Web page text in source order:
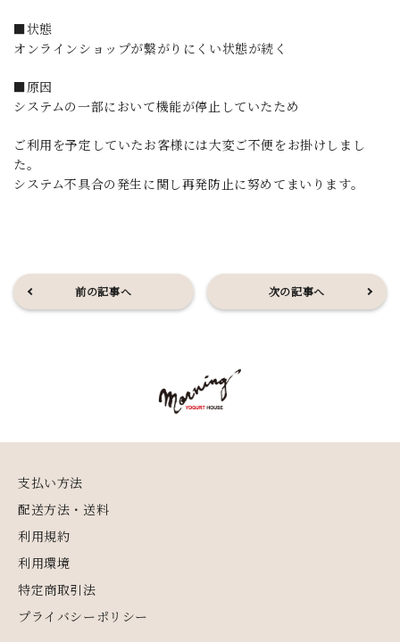
■状態
オンラインショップが繋がりにくい状態が続く
■原因
システムの一部において機能が停止していたため
ご利用を予定していたお客様には大変ご不便をお掛けしまし
た。
システム不具合の発生に関し再発防止に努めてまいります。
前の記事へ 次の記事へ
支払い方法
配送方法・送料
利用規約
利用環境
特定商取引法
プライバシーポリシー